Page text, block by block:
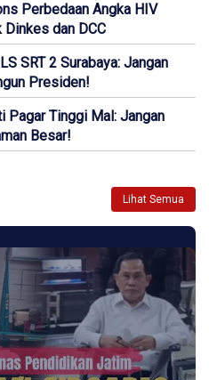
Perbedaan Angka HIV
Dinkes dan DCC
SRT 2 Surabaya: Jangan
Presiden!
Pagar Tinggi Mal: Jangan
Besar!
Lihat Semua